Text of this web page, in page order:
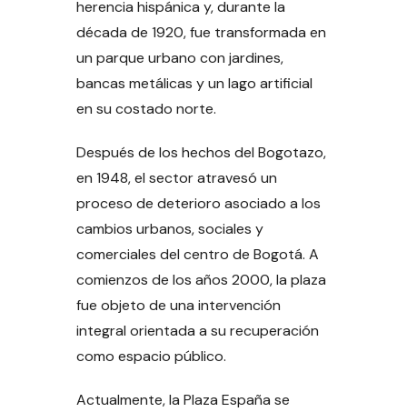
herencia hispánica y, durante la
década de 1920, fue transformada en
un parque urbano con jardines,
bancas metálicas y un lago artificial
en su costado norte.
Después de los hechos del Bogotazo,
en 1948, el sector atravesó un
proceso de deterioro asociado a los
cambios urbanos, sociales y
comerciales del centro de Bogotá. A
comienzos de los años 2000, la plaza
fue objeto de una intervención
integral orientada a su recuperación
como espacio público.
Actualmente, la Plaza España se